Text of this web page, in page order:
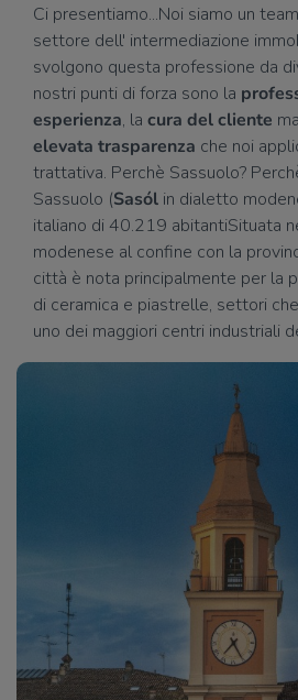
Ci presentiamo...Noi siamo un
settore dell' intermediazione
svolgono questa professione da
nostri punti di forza sono la
esperienza, la cura del cliente
elevata trasparenza che noi
trattativa. Perchè Sassuolo?
Sassuolo (Sasól in dialetto
italiano di 40.219 abitantiSituata
modenese al confine con la
città è nota principalmente per la
di ceramica e piastrelle, settori
uno dei maggiori centri industriali